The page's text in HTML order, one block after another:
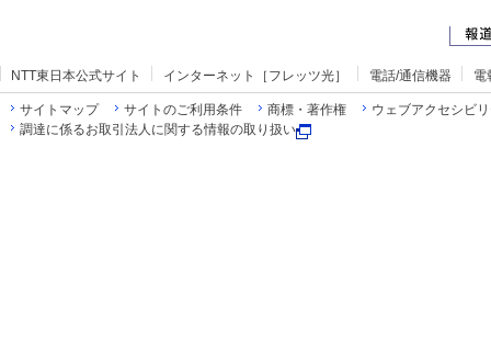
NTT東日本公式サイト インターネット［フレッツ光］ 電話/通信機器 電
サイトマップ サイトのご利用条件 商標・著作権
ウェブアクセシビ
調達に係るお取引法人に関する情報の取り扱い